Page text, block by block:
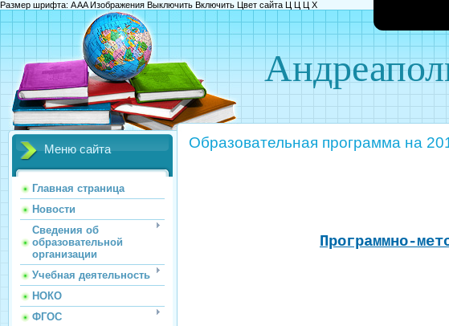
Размер шрифта: AAAИзображения Выключить Включить Цвет сайта Ц Ц Ц Х
Меню сайта
Главная страница
Новости
Сведения об
образовательной
организации
Учебная деятельность
НОКО
ФГОС
Образовательная программа на
Программно-